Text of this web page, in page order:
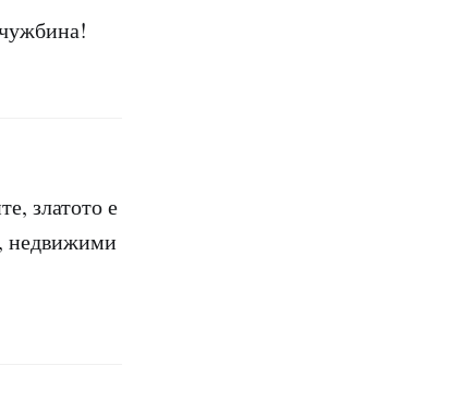
златото е
недвижими